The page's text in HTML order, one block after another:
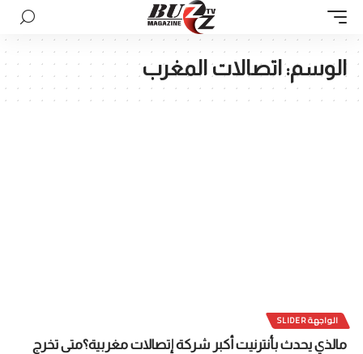
الوسم: اتصالات المغرب
الواجهة SLIDER
مالذي يحدث بأنترنيت أكبر شركة إتصالات مغربية؟متى تخرج